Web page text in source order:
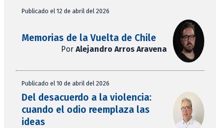
Publicado el 12 de abril del 2026
Memorias de la Vuelta de Chile
Por Alejandro Arros Aravena
Publicado el 10 de abril del 2026
Del desacuerdo a la violencia:
cuando el odio reemplaza las
ideas